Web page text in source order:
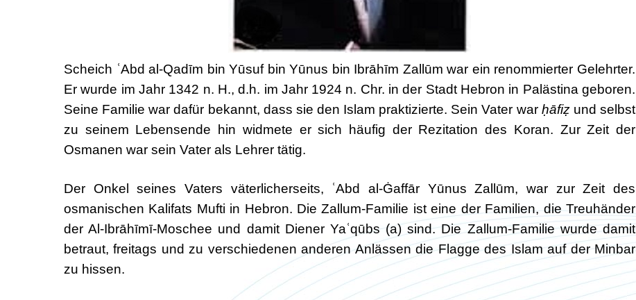
Scheich ʿAbd al-Qadīm bin Yūsuf bin Yūnus bin Ibrāhīm Zallūm war ein renommierter Gelehrter.
Er wurde im Jahr 1342 n. H., d.h. im Jahr 1924 n. Chr. in der Stadt Hebron in Palästina geboren.
Seine Familie war dafür bekannt, dass sie den Islam praktizierte. Sein Vater war ḥāfiẓund selbst
zu seinem Lebensende hin widmete er sich häufig der Rezitation des Koran. Zur Zeit der
Osmanen war sein Vater als Lehrer tätig.
Der Onkel seines Vaters väterlicherseits, ʿAbd al-Ġaffār Yūnus Zallūm, war zur Zeit des
osmanischen Kalifats Mufti in Hebron. Die Zallum-Familie ist eine der Familien, die Treuhänder
der Al-Ibrāhīmī-Moschee und damit Diener Yaʿqūbs (a) sind. Die Zallum-Familie wurde damit
betraut, freitags und zu verschiedenen anderen Anlässen die Flagge des Islam auf der Minbar
zu hissen.